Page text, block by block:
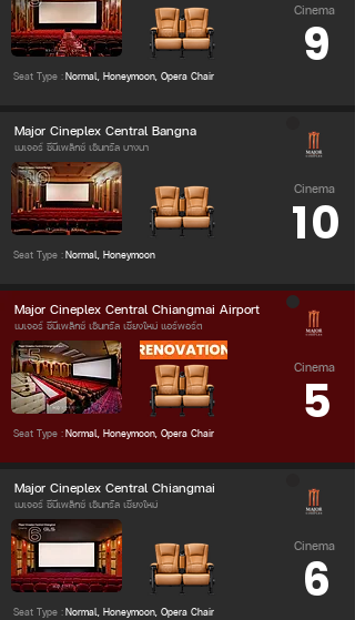
Cinema
9
Seat Type :Normal, Honeymoon, Opera Chair
Major Cineplex Central Bangna
เมเจอร์ ซีนีเพล็กซ์ เซ็นทรัล บางนา
Cinema
10
Seat Type :Normal, Honeymoon
Major Cineplex Central Chiangmai Airport
เมเจอร์ ซีนีเพล็กซ์ เซ็นทรัล เชียงใหม่ แอร์พอร์ต
Cinema
5
Seat Type :Normal, Honeymoon, Opera Chair
Major Cineplex Central Chiangmai
เมเจอร์ ซีนีเพล็กซ์ เซ็นทรัล เชียงใหม่
Cinema
6
Seat Type :Normal, Honeymoon, Opera Chair